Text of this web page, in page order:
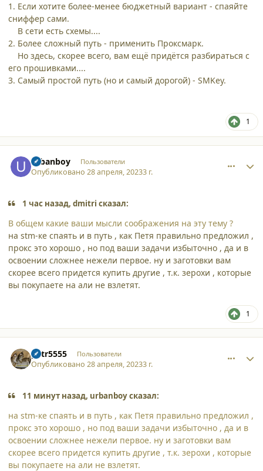
1. Если хотите более-менее бюджетный вариант - спаяйте
сниффер сами.
В сети есть схемы....
2. Более сложный путь - применить Проксмарк.
Но здесь, скорее всего, вам ещё придётся разбираться с
его прошивками....
3. Самый простой путь (но и самый дорогой) - SMKey.
1
urbanboy Пользователи
Опубликовано28 апреля, 20233 г.
1 час назад, dmitri сказал:
В общем какие ваши мысли соображения на эту тему ?
на stm-ке спаять и в путь , как Петя правильно предложил ,
прокс это хорошо , но под ваши задачи избыточно , да и в
освоении сложнее нежели первое. ну и заготовки вам
скорее всего придется купить другие , т.к. зерохи , которые
вы покупаете на али не взлетят.
1
petr5555 Пользователи
Опубликовано28 апреля, 20233 г.
11 минут назад, urbanboy сказал:
на stm-ке спаять и в путь , как Петя правильно предложил ,
прокс это хорошо , но под ваши задачи избыточно , да и в
освоении сложнее нежели первое. ну и заготовки вам
скорее всего придется купить другие , т.к. зерохи , которые
вы покупаете на али не взлетят.